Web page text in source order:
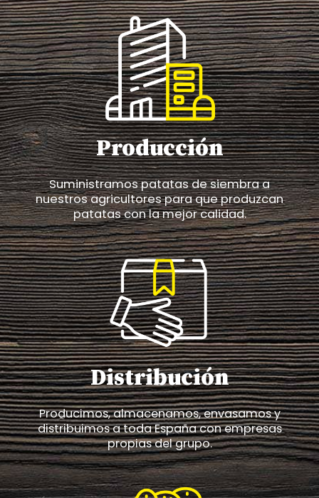
Producción
Suministramos patatas de siembra a
nuestros agricultores para que produzcan
patatas con la mejor calidad.
Distribución
Producimos, almacenamos, envasamos y
distribuimos a toda España con empresas
propias del grupo.